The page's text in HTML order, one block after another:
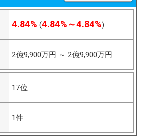
4.84% (4.84%～4.84%)
2億9,900万円 ～ 2億9,900万円
17位
1件